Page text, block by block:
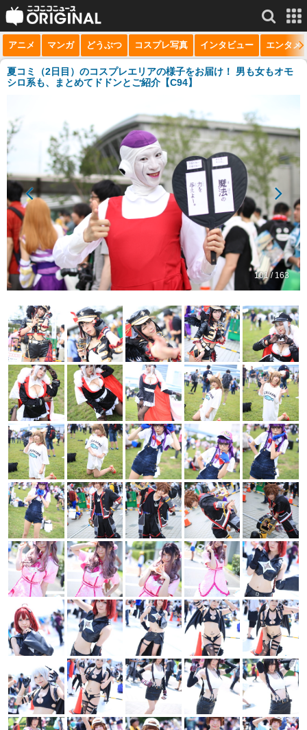
サービス一覧 もっと見る
niconico
ニュース
チャンネル
マンガ
ニコニコQ
アニメ マンガ どうぶつ コスプレ写真 インタビュー エンタメ
夏コミ（2日目）のコスプレエリアの様子をお届け！ 男も女もオモ
シロ系も、まとめてドドンとご紹介【C94】
101 / 163